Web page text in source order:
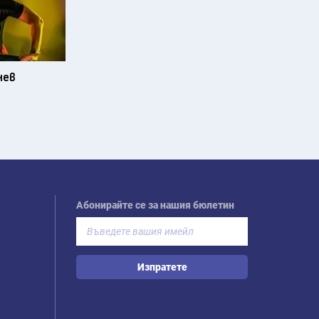
Абонирайте се за нашия бюлетин
Изпратете